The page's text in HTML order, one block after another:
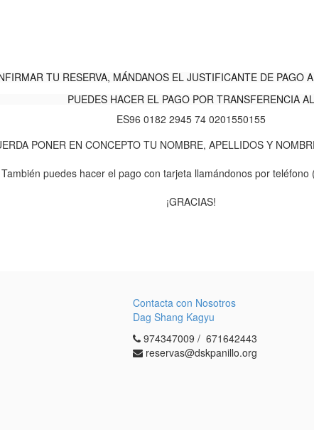
TU RESERVA, MÁNDANOS EL JUSTIFICANTE DE PAGO A
PUEDES HACER EL PAGO POR TRANSFERENCIA
ES96 0182 2945 74 0201550155
PONER EN CONCEPTO TU NOMBRE, APELLIDOS Y
También puedes hacer el pago con tarjeta llamándonos por teléfono
¡GRACIAS!
Contacta con Nosotros
Dag Shang Kagyu
974347009 / 671642443
reservas@dskpanillo.org